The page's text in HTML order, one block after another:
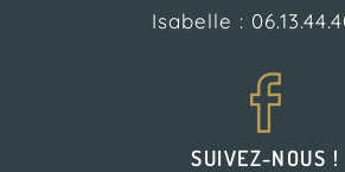
Isabelle :
SUIVEZ-NOUS !